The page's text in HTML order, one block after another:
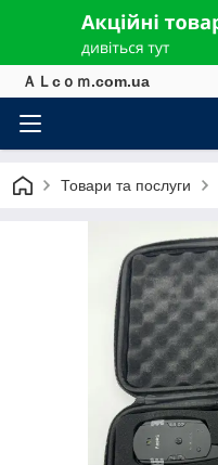
ＡＬcｏｍ.com.ua
Товари та послуги